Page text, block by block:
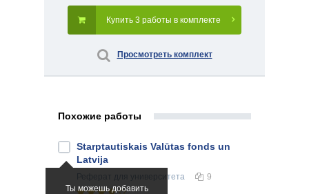
Купить 3 работы в комплекте
Просмотреть комплект
Похожие работы
Ты можешь добавить
Starptautiskais Valūtas fonds un
Latvija
для университета 9